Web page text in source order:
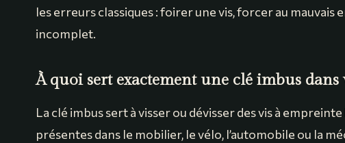
les erreurs classiques : foirer une vis, forcer au mauvais
incomplet.
À quoi sert exactement une clé imbus
La clé imbus sert à visser ou dévisser des vis à
présentes dans le mobilier, le vélo, l’automobile ou la